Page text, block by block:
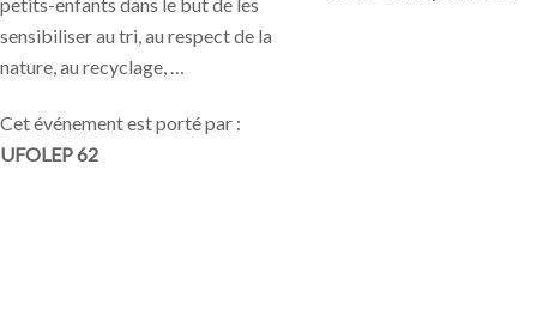
sensibiliser au tri, au respect de la
nature, au recyclage, …
Cet événement est porté par :
UFOLEP 62